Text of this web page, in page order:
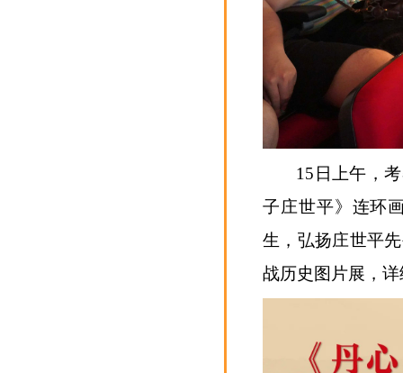
15日上午，
子庄世平》连环
生，弘扬庄世平
战历史图片展，